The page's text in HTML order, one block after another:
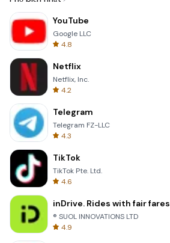
YouTube
Google LLC
4.8
Netflix
Netflix, Inc.
4.2
Telegram
Telegram FZ-LLC
4.3
TikTok
TikTok Pte. Ltd.
4.6
inDrive. Rides with fair fares
® SUOL INNOVATIONS LTD
4.9